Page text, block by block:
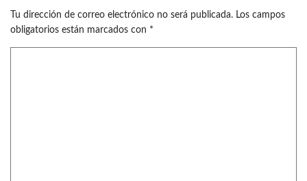
Tu dirección de correo electrónico no será publicada. Los campos
obligatorios están marcados con *